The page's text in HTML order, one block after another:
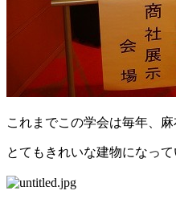
これまでこの学会は毎年、
とてもきれいな建物になって